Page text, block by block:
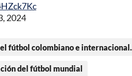
2024
fútbol colombiano e internacional.
del fútbol mundial